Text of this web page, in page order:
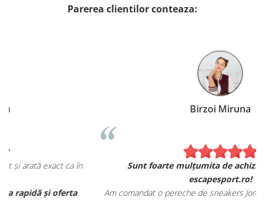
Parerea clientilor conteaza:
Sunt foarte mulțumita de achiziția mea de pe
Am comandat o pereche de sneakers Jordan și sunt extrem de